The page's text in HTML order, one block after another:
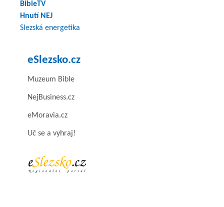
BibleTV
Hnutí NEJ
Slezská energetika
eSlezsko.cz
Muzeum Bible
NejBusiness.cz
eMoravia.cz
Uč se a vyhraj!